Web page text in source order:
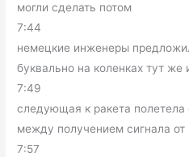
могли сделать потом
7:44
немецкие инженеры
буквально на коленках тут же
7:49
следующая к ракета
между получением сигнала от
7:57